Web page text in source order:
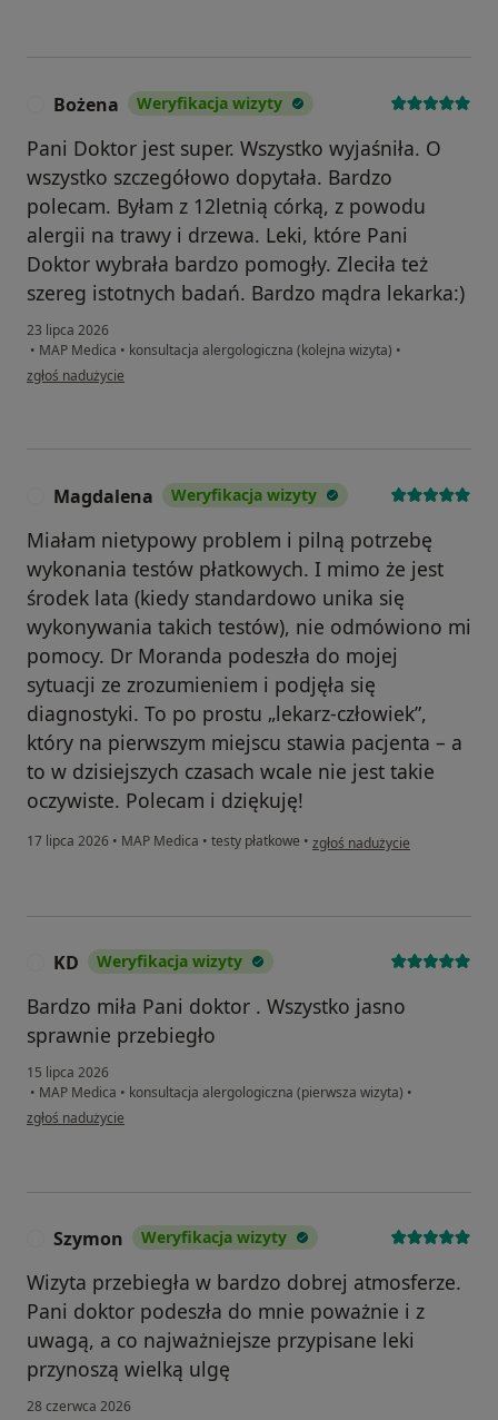
Bożena Weryfikacja wizyty
Pani Doktor jest super. Wszystko wyjaśniła. O
wszystko szczegółowo dopytała. Bardzo
polecam. Byłam z 12letnią córką, z powodu
alergii na trawy i drzewa. Leki, które Pani
Doktor wybrała bardzo pomogły. Zleciła też
szereg istotnych badań. Bardzo mądra lekarka:)
23 lipca 2026
• MAP Medica • konsultacja alergologiczna (kolejna wizyta) •
w opinii użytkownika Bożena
zgłoś nadużycie
Magdalena Weryfikacja wizyty
​Miałam nietypowy problem i pilną potrzebę
wykonania testów płatkowych. I mimo że jest
środek lata (kiedy standardowo unika się
wykonywania takich testów), nie odmówiono mi
pomocy. Dr Moranda podeszła do mojej
sytuacji ze zrozumieniem i podjęła się
diagnostyki. To po prostu „lekarz-człowiek”,
który na pierwszym miejscu stawia pacjenta – a
to w dzisiejszych czasach wcale nie jest takie
oczywiste. Polecam i dziękuję!
17 lipca 2026 • MAP Medica • testy płatkowe • w opinii użytkownika
zgłoś nadużycie
KD Weryfikacja wizyty
Bardzo miła Pani doktor . Wszystko jasno
sprawnie przebiegło
15 lipca 2026
• MAP Medica • konsultacja alergologiczna (pierwsza wizyta) •
w opinii użytkownika KD
zgłoś nadużycie
Szymon Weryfikacja wizyty
Wizyta przebiegła w bardzo dobrej atmosferze.
Pani doktor podeszła do mnie poważnie i z
uwagą, a co najważniejsze przypisane leki
przynoszą wielką ulgę
28 czerwca 2026